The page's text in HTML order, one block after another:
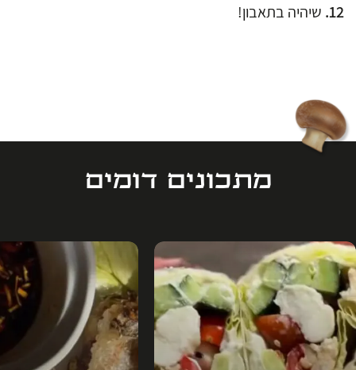
שיהיה בתאבון!
מתכונים דומים